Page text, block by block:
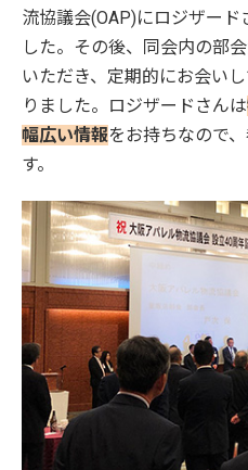
流協議会(OAP)にロジザー
した。その後、同会内の部
いただき、定期的にお会い
りました。ロジザードさんは
幅広い情報をお持ちなので
す。